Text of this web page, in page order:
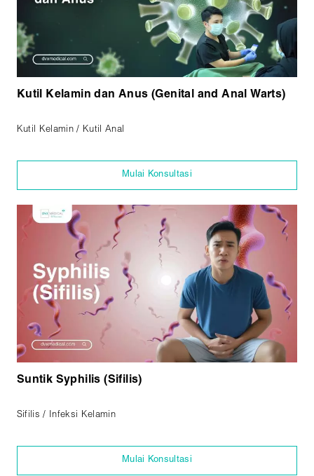
Kutil Kelamin dan Anus (Genital and Anal Warts)
Kutil Kelamin / Kutil Anal
Mulai Konsultasi
Suntik Syphilis (Sifilis)
Sifilis / Infeksi Kelamin
Mulai Konsultasi